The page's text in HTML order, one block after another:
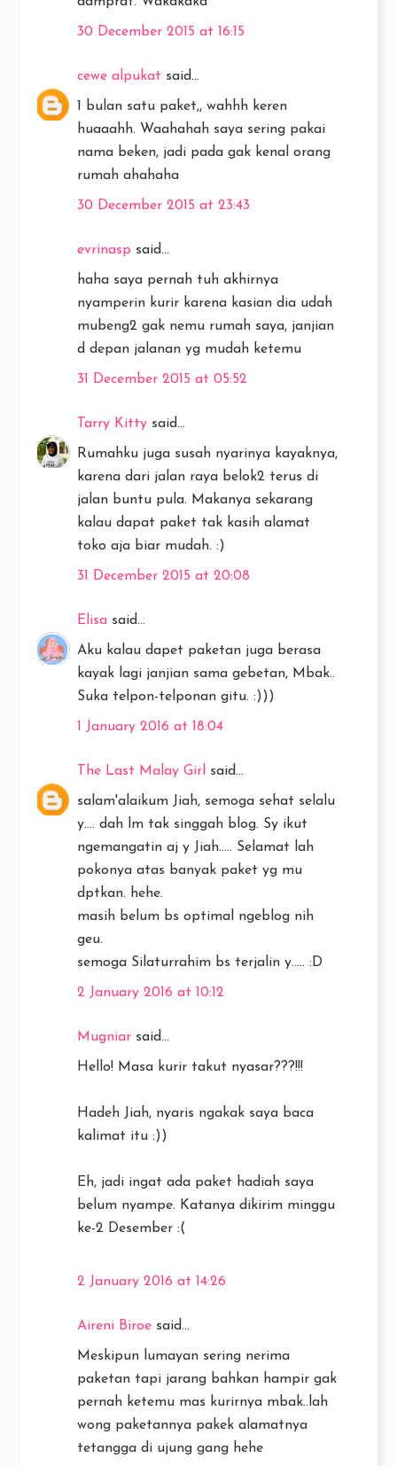
30 December 2015 at 16:15
cewe alpukat said...
1 bulan satu paket,, wahhh keren
huaaahh. Waahahah saya sering pakai
nama beken, jadi pada gak kenal orang
rumah ahahaha
30 December 2015 at 23:43
evrinasp said...
haha saya pernah tuh akhirnya
nyamperin kurir karena kasian dia udah
mubeng2 gak nemu rumah saya, janjian
d depan jalanan yg mudah ketemu
31 December 2015 at 05:52
Tarry Kitty said...
Rumahku juga susah nyarinya kayaknya,
karena dari jalan raya belok2 terus di
jalan buntu pula. Makanya sekarang
kalau dapat paket tak kasih alamat
toko aja biar mudah. :)
31 December 2015 at 20:08
Elisa said...
Aku kalau dapet paketan juga berasa
kayak lagi janjian sama gebetan, Mbak..
Suka telpon-telponan gitu. :)))
1 January 2016 at 18:04
The Last Malay Girl said...
salam'alaikum Jiah, semoga sehat selalu
y.... dah lm tak singgah blog. Sy ikut
ngemangatin aj y Jiah..... Selamat lah
pokonya atas banyak paket yg mu
dptkan. hehe.
masih belum bs optimal ngeblog nih
geu.
semoga Silaturrahim bs terjalin y..... :D
2 January 2016 at 10:12
Mugniar said...
Hello! Masa kurir takut nyasar???!!!
Hadeh Jiah, nyaris ngakak saya baca
kalimat itu :))
Eh, jadi ingat ada paket hadiah saya
belum nyampe. Katanya dikirim minggu
ke-2 Desember :(
2 January 2016 at 14:26
Aireni Biroe said...
Meskipun lumayan sering nerima
paketan tapi jarang bahkan hampir gak
pernah ketemu mas kurirnya mbak..lah
wong paketannya pakek alamatnya
tetangga di ujung gang hehe